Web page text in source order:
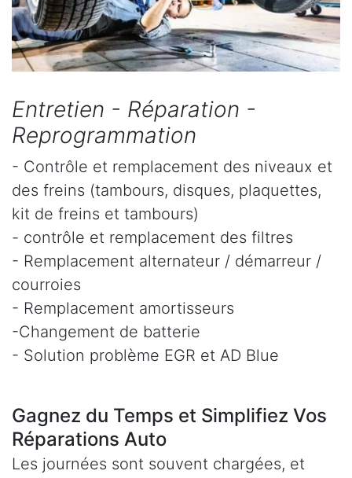
Entretien - Réparation -
Reprogrammation
- Contrôle et remplacement des niveaux et
des freins (tambours, disques, plaquettes,
kit de freins et tambours)
- contrôle et remplacement des filtres
- Remplacement alternateur / démarreur /
courroies
- Remplacement amortisseurs
-Changement de batterie
- Solution problème EGR et AD Blue
Gagnez du Temps et Simplifiez Vos
Réparations Auto
Les journées sont souvent chargées, et